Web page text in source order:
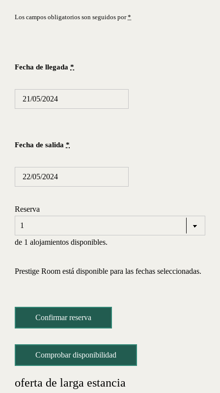
Los campos obligatorios son seguidos por*
Fecha de llegada *
Fecha de salida *
Reserva
de 1 alojamientos disponibles.
Prestige Room está disponible para las fechas seleccionadas.
oferta de larga estancia